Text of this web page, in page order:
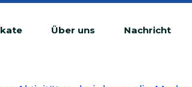
Über uns Nachricht